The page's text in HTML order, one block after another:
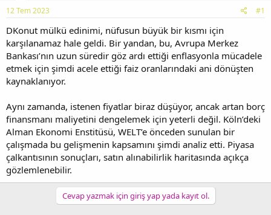
b
a
ş
a
t
a
n
ç
a
r
h
12 Tem 2023 #1
DKonut mülkü edinimi, nüfusun büyük bir kısmı için
karşılanamaz hale geldi. Bir yandan, bu, Avrupa Merkez
Bankası’nın uzun süredir göz ardı ettiği enflasyonla mücadele
etmek için şimdi acele ettiği faiz oranlarındaki ani dönüşten
kaynaklanıyor.
Aynı zamanda, istenen fiyatlar biraz düşüyor, ancak artan borç
finansmanı maliyetini dengelemek için yeterli değil. Köln’deki
Alman Ekonomi Enstitüsü, WELT’e önceden sunulan bir
çalışmada bu gelişmenin kapsamını şimdi analiz etti. Piyasa
çalkantısının sonuçları, satın alınabilirlik haritasında açıkça
gözlemlenebilir.
Cevap yazmak için giriş yap yada kayıt ol.